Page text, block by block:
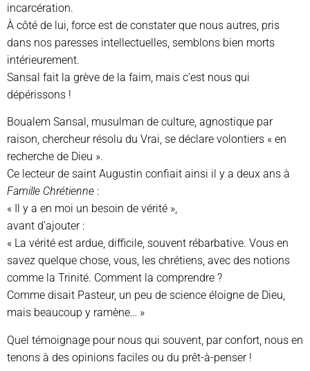
incarcération.
À côté de lui, force est de constater que nous autres, pris
dans nos paresses intellectuelles, semblons bien morts
intérieurement.
Sansal fait la grève de la faim, mais c’est nous qui
dépérissons !
Boualem Sansal, musulman de culture, agnostique par
raison, chercheur résolu du Vrai, se déclare volontiers « en
recherche de Dieu ».
Ce lecteur de saint Augustin confiait ainsi il y a deux ans à
Famille Chrétienne :
« Il y a en moi un besoin de vérité »,
avant d’ajouter :
« La vérité est ardue, difficile, souvent rébarbative. Vous en
savez quelque chose, vous, les chrétiens, avec des notions
comme la Trinité. Comment la comprendre ?
Comme disait Pasteur, un peu de science éloigne de Dieu,
mais beaucoup y ramène… »
Quel témoignage pour nous qui souvent, par confort, nous en
tenons à des opinions faciles ou du prêt-à-penser !